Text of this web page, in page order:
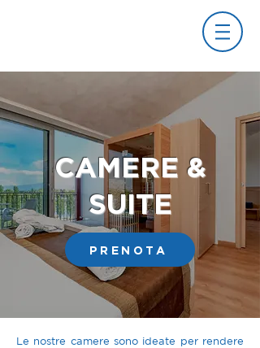
CAMERE &
SUITE
PRENOTA
Le nostre camere sono ideate per rendere